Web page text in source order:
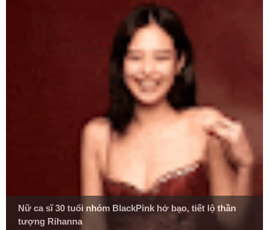
Nữ ca sĩ 30 tuổi nhóm BlackPink hở bạo, tiết lộ thần
tượng Rihanna